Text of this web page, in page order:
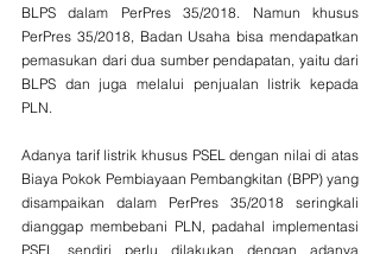
BLPS dalam PerPres 35/2018. Namun khusus
PerPres 35/2018, Badan Usaha bisa mendapatkan
pemasukan dari dua sumber pendapatan, yaitu dari
BLPS dan juga melalui penjualan listrik kepada
PLN.
Adanya tarif listrik khusus PSEL dengan nilai di atas
Biaya Pokok Pembiayaan Pembangkitan (BPP) yang
disampaikan dalam PerPres 35/2018 seringkali
dianggap membebani PLN, padahal implementasi
PSEL sendiri perlu dilakukan dengan adanya